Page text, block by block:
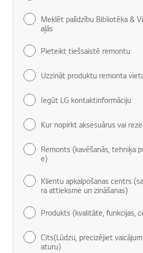
Meklēt palīdzību Bibliotēka &
aļās
Pieteikt tiešsaistē remontu
Uzzināt produktu remonta
Iegūt LG kontaktinformāciju
Kur nopirkt aksesuārus vai
Remonts (kavēšanās, tehniķa
e)
Klientu apkalpošanas centrs
ra attieksme un zināšanas)
Produkts (kvalitāte, funkcijas,
Cits(Lūdzu, precizējiet
aturu)